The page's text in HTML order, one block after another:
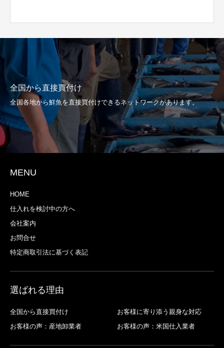
全国から直接買付け
全国各地から鮮魚を直接買付けできるネットワークがあります。
MENU
HOME
仕入れを検討中の方へ
会社案内
お問合せ
特定商取引法に基づく表記
選ばれる理由
全国から直接買付け
お客様に寄り添う親身な対応
お客様の声：産地卸業者
お客様の声：米国仕入業者